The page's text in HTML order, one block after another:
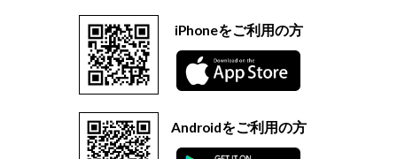
iPhoneをご利用の方
Androidをご利用の方